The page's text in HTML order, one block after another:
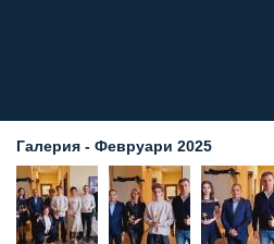
Галерия - Февруари 2025